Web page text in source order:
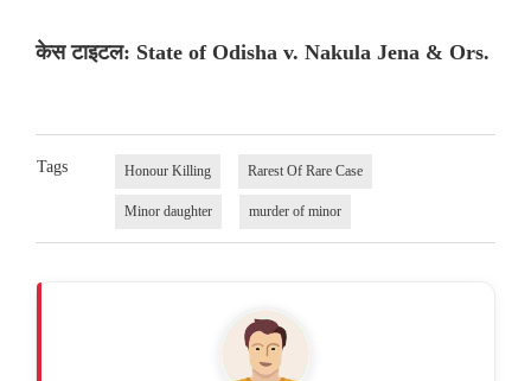
केस टाइटल: State of Odisha v. Nakula Jena & Ors.
Tags Honour Killing Rarest Of Rare Case
Minor daughter murder of minor